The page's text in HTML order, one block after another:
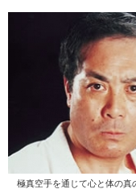
極真空手を通じて心と体の真